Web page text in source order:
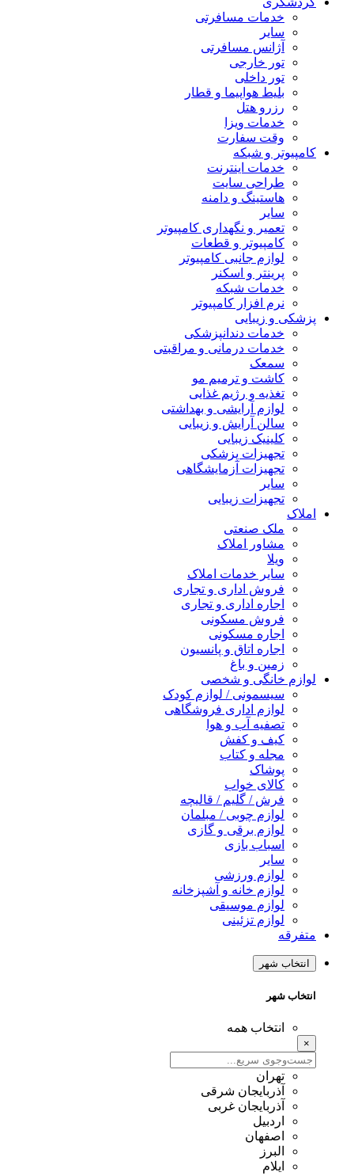
خدمات مسافرتی
سایر
آژانس مسافرتی
تور خارجی
تور داخلی
بلیط هواپیما و قطار
رزرو هتل
خدمات ویزا
وقت سفارت
کامپیوتر و شبکه
خدمات اینترنت
طراحی سایت
هاستینگ و دامنه
سایر
تعمیر و نگهداری کامپیوتر
کامپیوتر و قطعات
لوازم جانبی کامپیوتر
پرینتر و اسکنر
خدمات شبکه
نرم افزار کامپیوتر
پزشکی و زیبایی
خدمات دندانپزشکی
خدمات درمانی و مراقبتی
سمعک
کاشت و ترمیم مو
تغذیه و رژیم غذایی
لوازم آرایشی و بهداشتی
سالن آرایش و زیبایی
کلینیک زیبایی
تجهیزات پزشکی
تجهیزات آزمایشگاهی
سایر
تجهیزات زیبایی
املاک
ملک صنعتی
مشاور املاک
ویلا
سایر خدمات املاک
فروش اداری و تجاری
اجاره اداری و تجاری
فروش مسکونی
اجاره مسکونی
اجاره اتاق و پانسیون
زمین و باغ
لوازم خانگی و شخصی
سیسمونی / لوازم کودک
لوازم اداری فروشگاهی
تصفیه آب و هوا
کیف و کفش
مجله و کتاب
پوشاک
کالای خواب
فرش / گلیم / قالیچه
لوازم چوبی / مبلمان
لوازم برقی و گازی
اسباب بازی
سایر
لوازم ورزشی
لوازم خانه و آشپزخانه
لوازم موسیقی
لوازم تزئینی
متفرقه
انتخاب شهر
انتخاب شهر
انتخاب همه
×
تهران
آذربایجان شرقی
آذربایجان غربی
اردبیل
اصفهان
البرز
ایلام